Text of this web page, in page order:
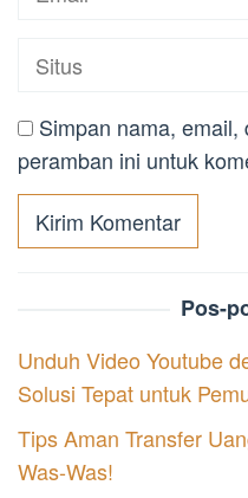
Simpan nama,
peramban ini untuk
Pos-
Unduh Video Youtube
Solusi Tepat untuk
Tips Aman Transfer
Was-Was!